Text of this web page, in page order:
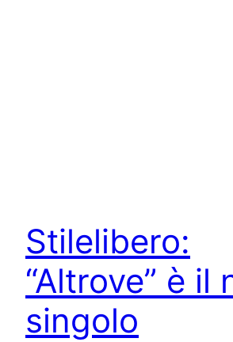
Stilelibero:
“Altrove” è il
singolo